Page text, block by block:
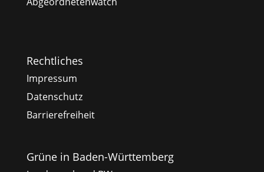
Rechtliches
Impressum
Datenschutz
Barrierefreiheit
Grüne in Baden-Württemberg